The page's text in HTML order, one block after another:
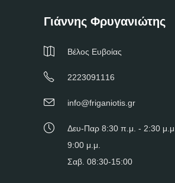
Γιάννης Φρυγανιώτης
Βέλος Ευβοίας
2223091116
info@friganiotis.gr
Δευ-Παρ 8:30 π.μ. - 2:30
9:00 μ.μ.
Σαβ. 08:30-15:00